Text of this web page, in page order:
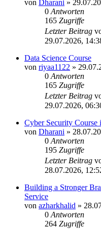
von Dharani »
0 Antworten
165 Zugriffe
Letzter Beitrag
29.07.2026,
Data Science Course
von riyaa1122 »
0 Antworten
165 Zugriffe
Letzter Beitrag
29.07.2026,
Cyber Security Course
von Dharani »
0 Antworten
195 Zugriffe
Letzter Beitrag
28.07.2026,
Building a Stronger
Service
von azharkhalid »
0 Antworten
264 Zugriffe